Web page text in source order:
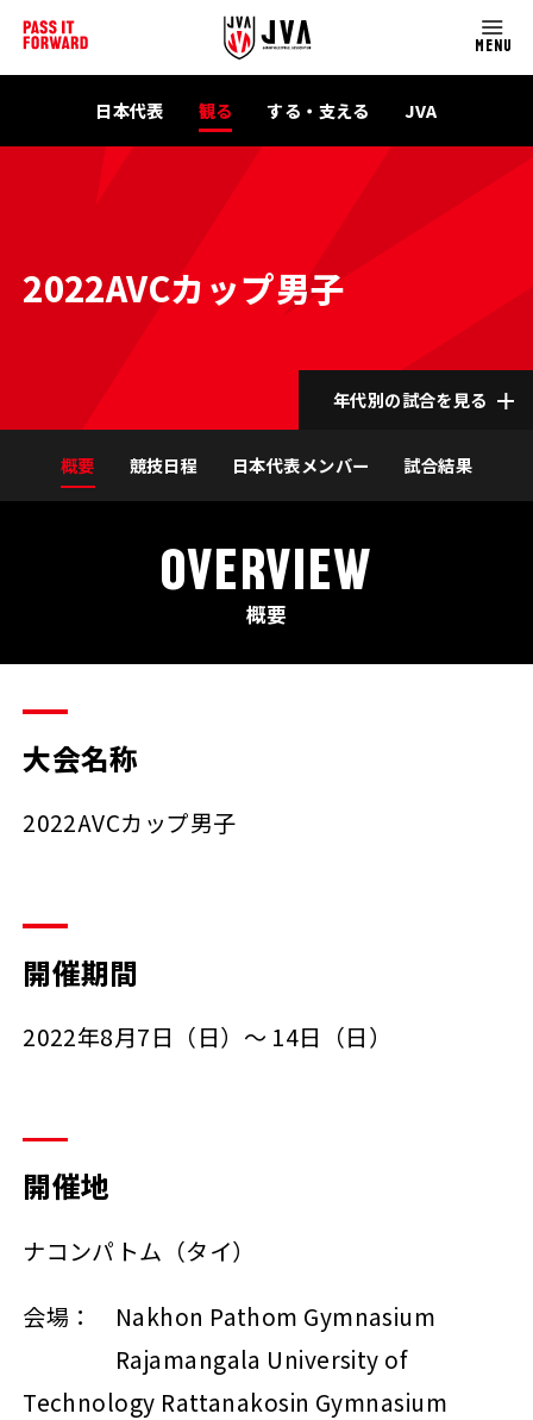
MENU
日本代表 観る する・支える JVA
2022AVCカップ男子
年代別の試合を見る
概要 競技日程 日本代表メンバー 試合結果
OVERVIEW
概要
大会名称
2022AVCカップ男子
開催期間
2022年8月7日（日）～ 14日（日）
開催地
ナコンパトム（タイ）
会場： Nakhon Pathom Gymnasium
Rajamangala University of
Technology Rattanakosin Gymnasium